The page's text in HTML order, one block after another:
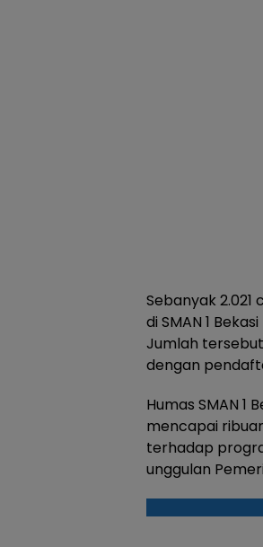
Sebanyak
di SMAN 1
Jumlah tersebut
dengan
Humas SMAN 1
mencapai
terhadap
unggulan